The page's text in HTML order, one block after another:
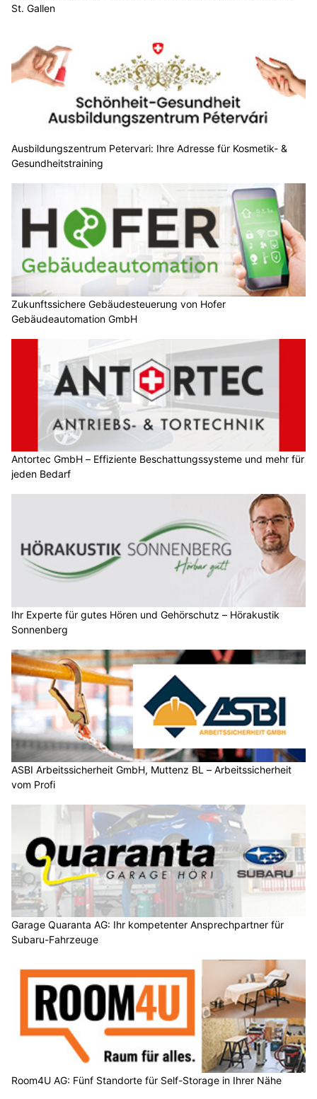
St. Gallen
Ausbildungszentrum Petervari: Ihre Adresse für Kosmetik- &
Gesundheitstraining
Zukunftssichere Gebäudesteuerung von Hofer
Gebäudeautomation GmbH
Antortec GmbH – Effiziente Beschattungssysteme und mehr für
jeden Bedarf
Ihr Experte für gutes Hören und Gehörschutz – Hörakustik
Sonnenberg
ASBI Arbeitssicherheit GmbH, Muttenz BL – Arbeitssicherheit
vom Profi
Garage Quaranta AG: Ihr kompetenter Ansprechpartner für
Subaru-Fahrzeuge
Room4U AG: Fünf Standorte für Self-Storage in Ihrer Nähe